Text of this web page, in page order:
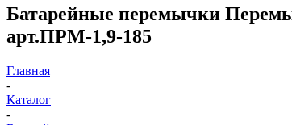
Батарейные перемычки
арт.ПРМ-1,9-185
Главная
-
Каталог
-